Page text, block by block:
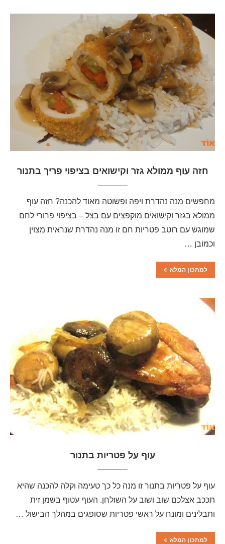
חזה עוף ממולא גזר וקישואים בציפוי פריך בתנור
מחפשים מנה נהדרת ויפה ופשוטה מאוד להכנה? חזה עוף
ממולא בגזר וקישואים מוקפצים עם בצל – בציפוי פרורי לחם
שמוגש עם רוטב פטריות חם זו מנה נהדרת שנראית מצוין
וכמובן …
למתכון המלא
עוף על פטריות בתנור
עוף על פטריות בתנור זו מנה כל כך טעימה וקלה להכנה שהיא
תככב אצלכם שוב ושוב על השולחן. העוף עטוף בשמן זית
ותבלינים ומונח על ראשי פטריות שסופגים במהלך הבישול …
למתכון המלא